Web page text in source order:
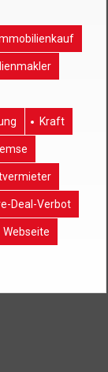
Kraft
Deal-Verbot
Webseite